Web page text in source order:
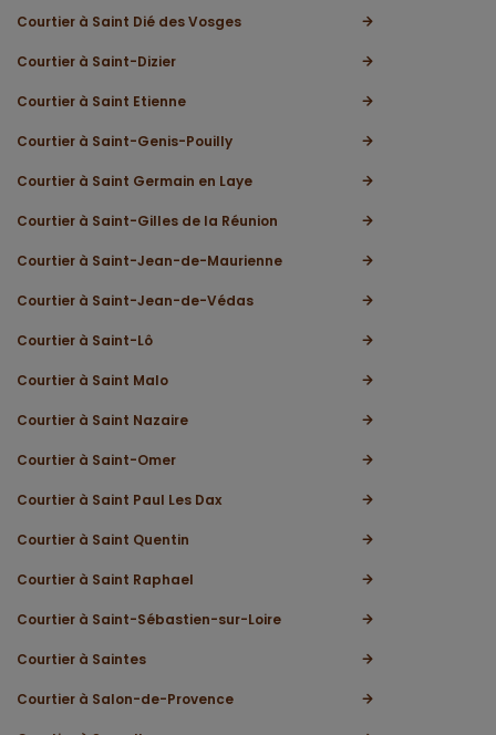
Courtier à Saint Dié des Vosges
Courtier à Saint-Dizier
Courtier à Saint Etienne
Courtier à Saint-Genis-Pouilly
Courtier à Saint Germain en Laye
Courtier à Saint-Gilles de la Réunion
Courtier à Saint-Jean-de-Maurienne
Courtier à Saint-Jean-de-Védas
Courtier à Saint-Lô
Courtier à Saint Malo
Courtier à Saint Nazaire
Courtier à Saint-Omer
Courtier à Saint Paul Les Dax
Courtier à Saint Quentin
Courtier à Saint Raphael
Courtier à Saint-Sébastien-sur-Loire
Courtier à Saintes
Courtier à Salon-de-Provence